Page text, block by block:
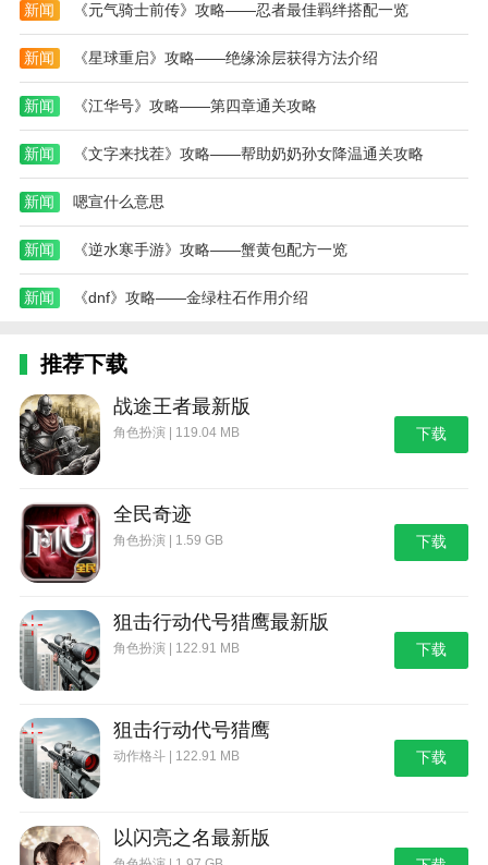
新闻 《元气骑士前传》攻略——忍者最佳羁绊搭配一览
新闻 《星球重启》攻略——绝缘涂层获得方法介绍
新闻 《江华号》攻略——第四章通关攻略
新闻 《文字来找茬》攻略——帮助奶奶孙女降温通关攻略
新闻 嗯宣什么意思
新闻 《逆水寒手游》攻略——蟹黄包配方一览
新闻 《dnf》攻略——金绿柱石作用介绍
推荐下载
战途王者最新版
角色扮演 | 119.04 MB 下载
全民奇迹
角色扮演 | 1.59 GB 下载
狙击行动代号猎鹰最新版
角色扮演 | 122.91 MB 下载
狙击行动代号猎鹰
动作格斗 | 122.91 MB 下载
以闪亮之名最新版